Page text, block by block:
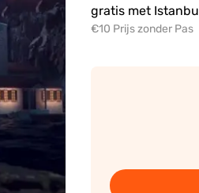
gratis met
€10 Prijs zonder Pas